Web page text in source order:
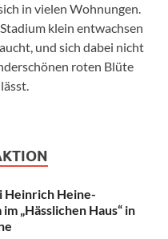
in vielen Wohnungen.
klein entwachsen
und sich dabei nicht
roten Blüte
Heinrich Heine-
„Hässlichen Haus“ in